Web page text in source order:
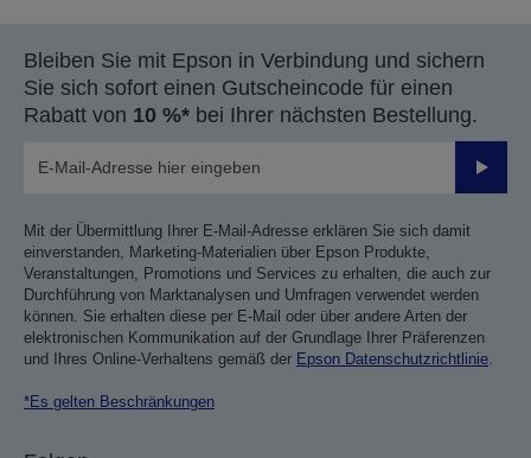
Bleiben Sie mit Epson in Verbindung und sichern
Sie sich sofort einen Gutscheincode für einen
Rabatt von 10 %* bei Ihrer nächsten Bestellung.
Mit der Übermittlung Ihrer E-Mail-Adresse erklären Sie sich damit
einverstanden, Marketing-Materialien über Epson Produkte,
Veranstaltungen, Promotions und Services zu erhalten, die auch zur
Durchführung von Marktanalysen und Umfragen verwendet werden
können. Sie erhalten diese per E-Mail oder über andere Arten der
elektronischen Kommunikation auf der Grundlage Ihrer Präferenzen
und Ihres Online-Verhaltens gemäß der Epson Datenschutzrichtlinie.
*Es gelten Beschränkungen